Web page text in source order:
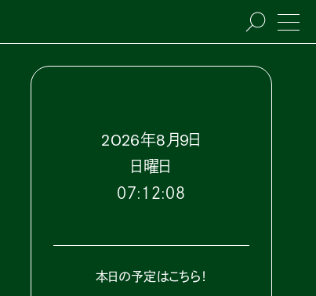
2026年8月9日
日曜日
０７:１２:１０
本日の予定はこちら！